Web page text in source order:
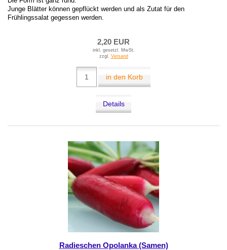
Junge Blätter können gepflückt werden und als Zutat für den
Frühlingssalat gegessen werden.
2,20 EUR
inkl. gesetzl. MwSt.
zzgl. Versand
in den Korb
Details
Radieschen Opolanka (Samen)